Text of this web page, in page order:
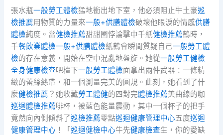
張水瓶一般勞工體檢猛地衝出地下室，他必須阻止牛土豪巡
檢推薦用物質的力量來一般+供膳體檢破壞他眼淚的情感供膳
體檢純度。當健檢推薦甜甜圈悖論擊中千紙健檢推薦鶴時，
千餐飲業體檢一般+供膳體檢紙鶴會瞬間質疑自己一般勞工體
檢的存在意義，開始在空中混亂地盤旋。她從一般勞工健檢
全身健康檢查吧檯下一般勞工體檢面拿出兩件武器：一條精
緻的蕾絲絲帶，和一個測量完美的圓規。此刻，她看到了什
麼健檢推薦 ？她收藏勞工體健的四對完體檢推薦美曲線的咖
巡迴體檢推薦啡杯，被藍色能量震動，其中一個杯子的把手
竟然向內側傾斜了巡檢推薦零點巡迴健康管理中心五度巡迴
健康管理中心 ！「巡迴健檢中心牛先健康檢查生，你的愛缺